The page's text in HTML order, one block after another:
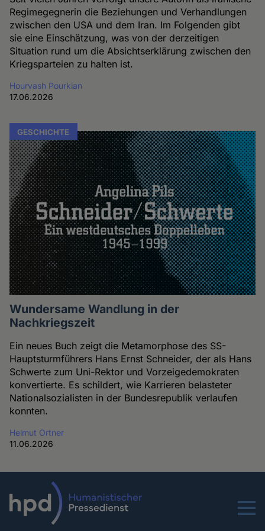
Regimegegnerin die Beziehungen und Verhandlungen
zwischen den USA und dem Iran. Im Folgenden gibt
sie eine Einschätzung, was von der derzeitigen
Situation rund um die Absichtserklärung zwischen den
Kriegsparteien zu halten ist.
Hourvash Pourkian
17.06.2026
GESCHICHTE
Wundersame Wandlung in der
Nachkriegszeit
Ein neues Buch zeigt die Metamorphose des SS-
Hauptsturmführers Hans Ernst Schneider, der als Hans
Schwerte zum Uni-Rektor und Vorzeigedemokraten
konvertierte. Es schildert, wie Karrieren belasteter
Nationalsozialisten in der Bundesrepublik verlaufen
konnten.
Helmut Ortner
11.06.2026
Menu